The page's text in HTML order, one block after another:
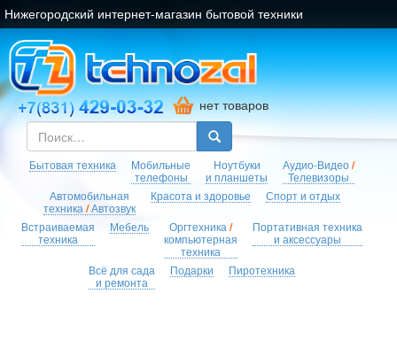
Нижегородский интернет-магазин бытовой техники
нет товаров
Бытовая техника
Мобильные
телефоны
Ноутбуки
и планшеты
Аудио-Видео/
Телевизоры
Автомобильная
техника /Автозвук
Красота и здоровье Спорт и отдых
Встраиваемая
техника
Мебель Оргтехника /
компьютерная
техника
Портативная техника
и аксессуары
Всё для сада
и ремонта
Подарки Пиротехника